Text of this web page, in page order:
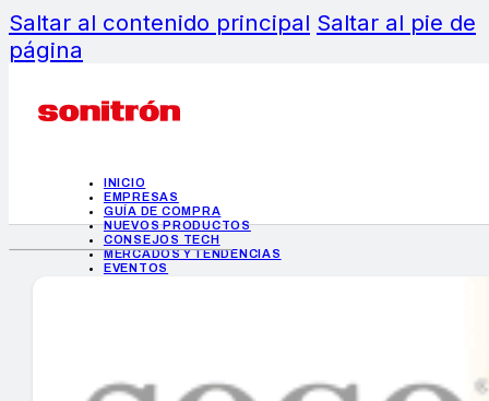
Saltar al contenido principal Saltar al pie de
página
INICIO
EMPRESAS
GUÍA DE COMPRA
NUEVOS PRODUCTOS
CONSEJOS TECH
MERCADOS Y TENDENCIAS
EVENTOS